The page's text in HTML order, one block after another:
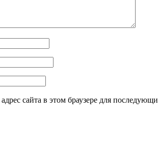
сайта в этом браузере для